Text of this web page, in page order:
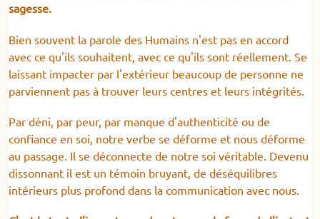
sagesse.
Bien souvent la parole des Humains n'est pas en accord
avec ce qu'ils souhaitent, avec ce qu'ils sont réellement. Se
laissant impacter par l'extérieur beaucoup de personne ne
parviennent pas à trouver leurs centres et leurs intégrités.
Par déni, par peur, par manque d'authenticité ou de
confiance en soi, notre verbe se déforme et nous déforme
au passage. Il se déconnecte de notre soi véritable. Devenu
dissonnant il est un témoin bruyant, de déséquilibres
intérieurs plus profond dans la communication avec nous.